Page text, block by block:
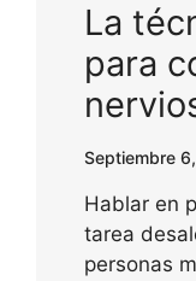
La
para
Septiembre
Hablar en
tarea
personas